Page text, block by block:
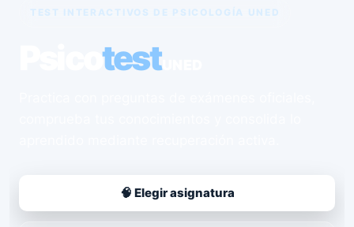
TEST INTERACTIVOS DE PSICOLOGÍA UNED
PsicotestUNED
🧠 Elegir asignatura